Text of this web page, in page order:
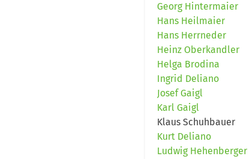
Georg Hintermaier
Hans Heilmaier
Hans Herrneder
Heinz Oberkandler
Helga Brodina
Ingrid Deliano
Josef Gaigl
Karl Gaigl
Klaus Schuhbauer
Kurt Deliano
Ludwig Hehenberger